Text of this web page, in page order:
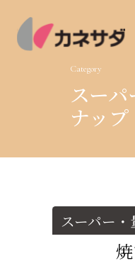
TOP
商
品
Category
スー
ナップ
スーパー